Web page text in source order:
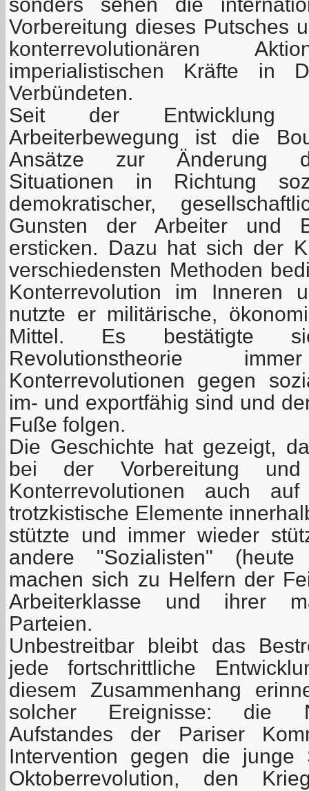
Vorbereitung dieses Putsches
konterrevolutionären
imperialistischen Kräfte in
Verbündeten.
Seit der Entwicklung
Arbeiterbewegung ist die
Ansätze zur Änderung
Situationen in Richtung
demokratischer,
Gunsten der Arbeiter und
ersticken. Dazu hat sich der
verschiedensten Methoden
Konterrevolution im Inneren
nutzte er militärische,
Mittel. Es bestätigte
Revolutionstheorie
Konterrevolutionen gegen
im- und exportfähig sind und
Fuße folgen.
Die Geschichte hat gezeigt,
bei der Vorbereitung und
Konterrevolutionen auch
trotzkistische Elemente
stützte und immer wieder
andere "Sozialisten" (heute
machen sich zu Helfern der
Arbeiterklasse und ihrer
Parteien.
Unbestreitbar bleibt das
jede fortschrittliche
diesem Zusammenhang
solcher Ereignisse: die
Aufstandes der Pariser
Intervention gegen die junge
Oktoberrevolution, den